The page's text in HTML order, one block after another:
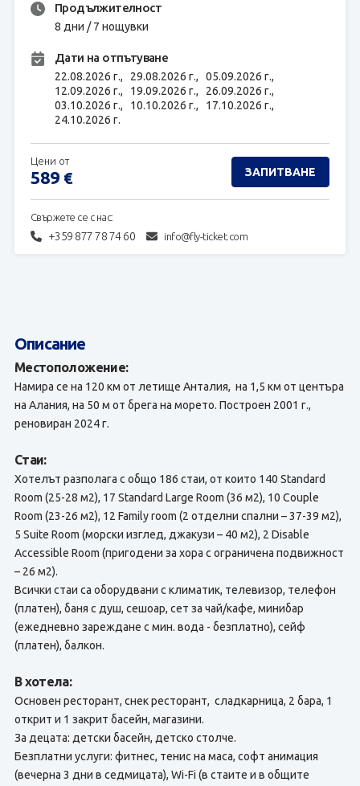
Продължителност
8 дни / 7 нощувки
Дати на отпътуване
22.08.2026 г., 29.08.2026 г., 05.09.2026 г.,
12.09.2026 г., 19.09.2026 г., 26.09.2026 г.,
03.10.2026 г., 10.10.2026 г., 17.10.2026 г.,
24.10.2026 г.
Свържете се с нас:
+359 877 78 74 60 info@fly-ticket.com
Цени от
589 € ЗАПИТВАНЕ
Описание
Местоположение:
Намира се на 120 км от летище Анталия, на 1,5 км от центъра
на Алания, на 50 м от брега на морето. Построен 2001 г.,
реновиран 2024 г.
Стаи:
Хотелът разполага с общо 186 стаи, от които 140 Standard
Room (25-28 м2), 17 Standard Large Room (36 м2), 10 Couple
Room (23-26 м2), 12 Family room (2 отделни спални – 37-39 м2),
5 Suite Room (морски изглед, джакузи – 40 м2), 2 Disable
Accessible Room (пригодени за хора с ограничена подвижност
– 26 м2).
Всички стаи са оборудвани с климатик, телевизор, телефон
(платен), баня с душ, сешоар, сет за чай/кафе, минибар
(ежедневно зареждане с мин. вода - безплатно), сейф
(платен), балкон.
В хотела:
Основен ресторант, снек ресторант, сладкарница, 2 бара, 1
открит и 1 закрит басейн, магазини.
За децата: детски басейн, детско столче.
Безплатни услуги: фитнес, тенис на маса, софт анимация
(вечерна 3 дни в седмицата), Wi-Fi (в стаите и в общите